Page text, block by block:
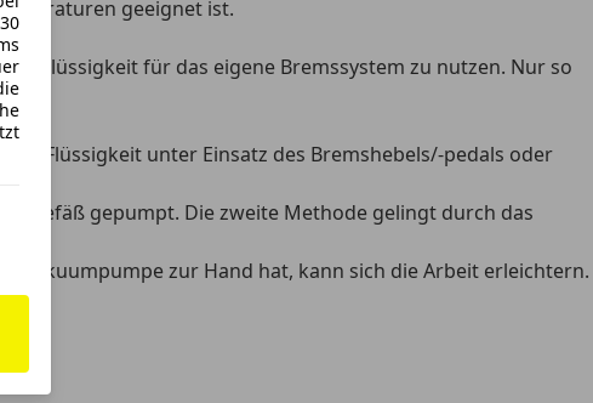
geeignet ist.
Flüssigkeit für das eigene Bremssystem zu nutzen. Nur so
Flüssigkeit unter Einsatz des Bremshebels/-pedals oder
gepumpt. Die zweite Methode gelingt durch das
Vakuumpumpe zur Hand hat, kann sich die Arbeit erleichtern.